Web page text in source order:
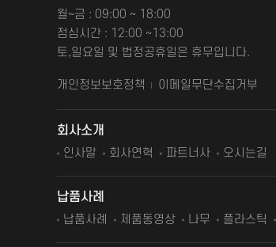
월~금 : 09:00 ~ 18:00
점심시간 : 12:00 ~13:00
토,일요일 및 법정공휴일은 휴무입니다.
개인정보보호정책 이메일무단수집거부
회사소개
인사말 회사연혁 파트너사 오시는길
납품사례
납품사례 제품동영상 나무 플라스틱